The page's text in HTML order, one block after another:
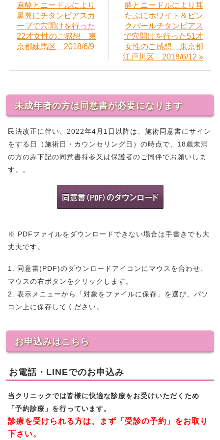
麻酔とニードルにより
鼻翼にチタンピアスカ
ーブで穴開けを行った
22才女性のご感想 東
京都練馬区 2018/6/9
酔とニードルにより耳
たぶにホワイト＆ピン
クパールチタンピアス
で穴開けを行った51才
女性のご感想 東京都
江戸川区 2018/6/12 »
未成年者の方は同意書が必要になります
民法改正に伴い、2022年4月1日以降は、施術同意書にサイン
をする日（施術日・カウンセリング日）の時点で、18歳未満
の方のみ下記の同意書持参又は保護者のご同伴でお願いしま
す。。
※ PDFファイルをダウンロードできない場合は手書きでも大
丈夫です。
1. 同意書(PDF)のダウンロードアイコンにマウスを合わせ、
マウスの右ボタンをクリックします。
2. 表示メニューから「対象をファイルに保存」を選び、パソ
コン上に保存してください。
お申込みはこちら
お電話・LINEでのお申込み
当クリニックでは皆様に快適な診療をお受けいただくため
「予約診療」を行っています。
診療を受けられる方は、まず「受診の予約」をお取り
下さい。